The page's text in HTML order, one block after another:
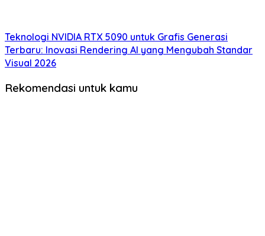
Teknologi NVIDIA RTX 5090 untuk Grafis Generasi
Terbaru: Inovasi Rendering AI yang Mengubah Standar
Visual 2026
Rekomendasi untuk kamu